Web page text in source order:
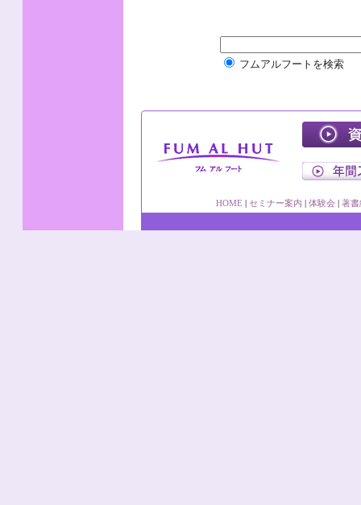
フムアルフートを検索
HOME セミナー案内 体験会| 著書